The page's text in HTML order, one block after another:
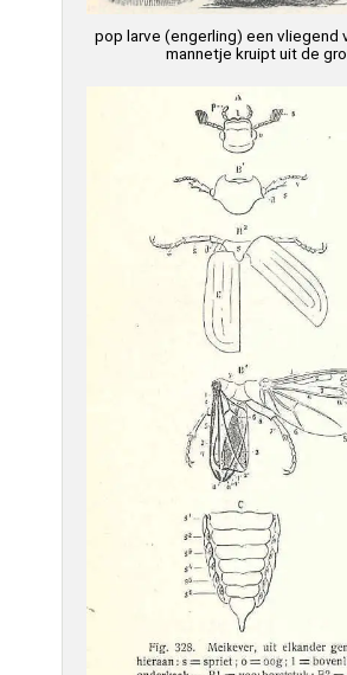
pop larve (engerling) een vliegend
mannetje kruipt uit de